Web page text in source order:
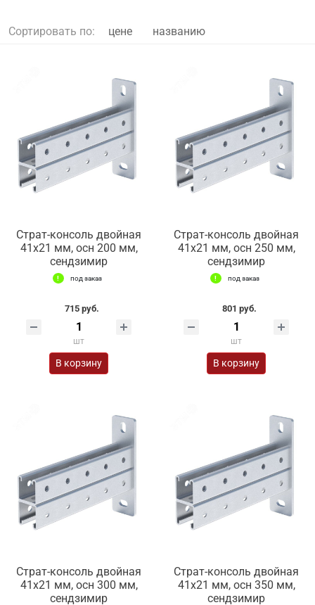
Сортировать по: цене названию
Страт-консоль двойная
41х21 мм, осн 200 мм,
сендзимир
под заказ
715 руб.
шт
В корзину
Страт-консоль двойная
41х21 мм, осн 250 мм,
сендзимир
под заказ
801 руб.
шт
В корзину
Страт-консоль двойная
41х21 мм, осн 300 мм,
сендзимир
Страт-консоль двойная
41х21 мм, осн 350 мм,
сендзимир